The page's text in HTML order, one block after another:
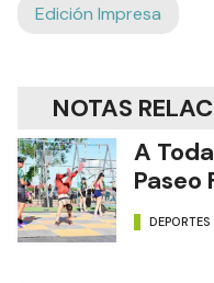
Edición Impresa
NOTAS
A
Paseo
DEPORTES